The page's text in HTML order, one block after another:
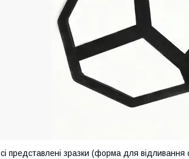
представлені зразки (форма для відливання